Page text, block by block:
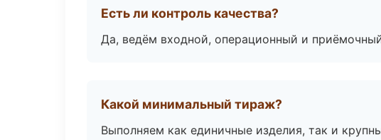
Есть ли контроль качества?
Да, ведём входной, операционный и
Какой минимальный тираж?
Выполняем как единичные изделия, так и